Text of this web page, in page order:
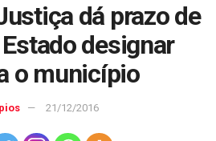
dá prazo de
designar
o município
21/12/2016